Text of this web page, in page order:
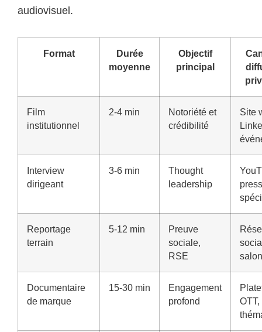
audiovisuel.
Format
Durée
moyenne
Objectif
principal
Film
institutionnel
2-4 min
Notoriété et
crédibilité
Site
Interview
dirigeant
3-6 min
Thought
leadership
Reportage
terrain
5-12 min
Preuve
sociale,
RSE
Documentaire
de marque
15-30 min
Engagement
profond